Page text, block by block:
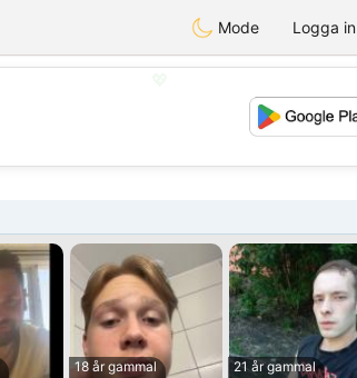
Mode Logga in
18 år gammal
21 år gammal